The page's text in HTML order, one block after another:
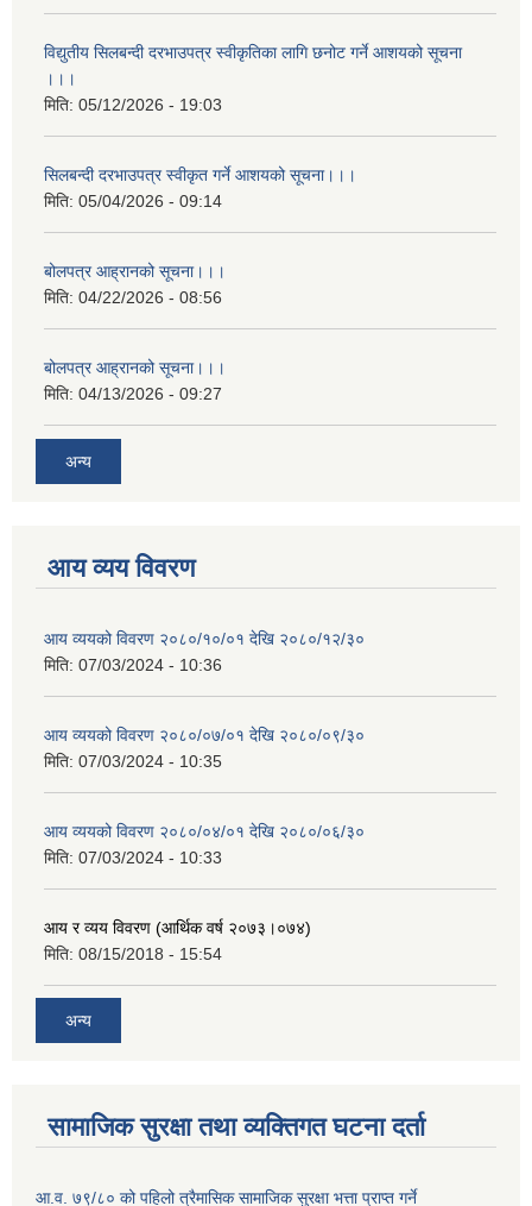
विद्युतीय सिलबन्दी दरभाउपत्र स्वीकृतिका लागि छनोट गर्ने आशयको सूचना
।।।
मिति: 05/12/2026 - 19:03
सिलबन्दी दरभाउपत्र स्वीकृत गर्ने आशयको सूचना।।।
मिति: 05/04/2026 - 09:14
बोलपत्र आह्रानको सूचना।।।
मिति: 04/22/2026 - 08:56
बोलपत्र आह्रानको सूचना।।।
मिति: 04/13/2026 - 09:27
अन्य
आय व्यय विवरण
आय व्ययको विवरण २०८०/१०/०१ देखि २०८०/१२/३०
मिति: 07/03/2024 - 10:36
आय व्ययको विवरण २०८०/०७/०१ देखि २०८०/०९/३०
मिति: 07/03/2024 - 10:35
आय व्ययको विवरण २०८०/०४/०१ देखि २०८०/०६/३०
मिति: 07/03/2024 - 10:33
आय र व्यय विवरण (आर्थिक वर्ष २०७३।०७४)
मिति: 08/15/2018 - 15:54
अन्य
सामाजिक सुरक्षा तथा व्यक्तिगत घटना दर्ता
आ.व. ७९/८० को पहिलो त्रैमासिक सामाजिक सुरक्षा भत्ता प्राप्त गर्ने